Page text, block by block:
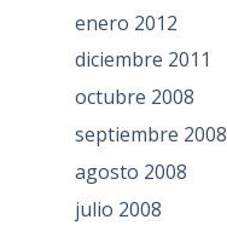
enero 2012
diciembre 2011
octubre 2008
septiembre 2008
agosto 2008
julio 2008